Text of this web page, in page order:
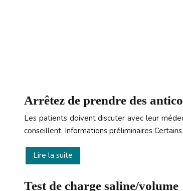
Arrêtez de prendre des
Les patients doivent discuter avec leur
conseillent. Informations préliminaires
Lire la suite
Test de charge saline/volume